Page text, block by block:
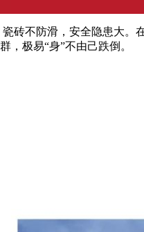
瓷砖不防滑，安全隐患大。
群，极易“身”不由己跌倒。